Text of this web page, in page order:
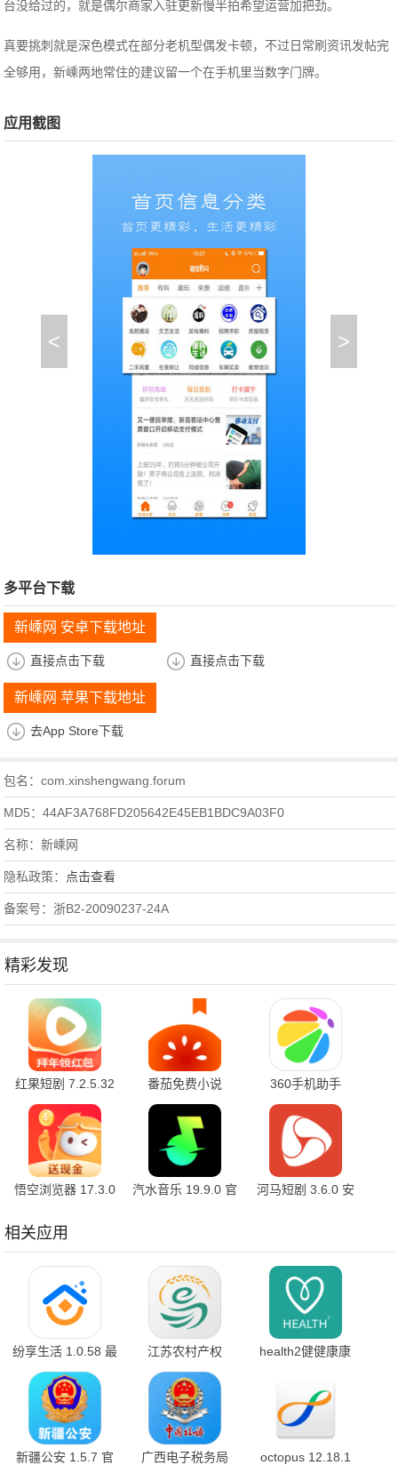
台没给过的，就是偶尔商家入驻更新慢半拍希望运营加把劲。
真要挑刺就是深色模式在部分老机型偶发卡顿，不过日常刷资讯发帖完
全够用，新嵊两地常住的建议留一个在手机里当数字门牌。
应用截图
< >
多平台下载
新嵊网 安卓下载地址
直接点击下载 直接点击下载
新嵊网 苹果下载地址
去App Store下载
包名：com.xinshengwang.forum
MD5：44AF3A768FD205642E45EB1BDC9A03F0
名称：新嵊网
隐私政策： 点击查看
备案号：浙B2-20090237-24A
精彩发现
红果短剧 7.2.5.32
官方版
番茄免费小说
7.2.5.32 安卓版
360手机助手
10.2.2 官方版
悟空浏览器 17.3.0
汽水音乐 19.9.0 官
河马短剧 3.6.0 安
相关应用
纷享生活 1.0.58 最
新版
江苏农村产权
1.1.6 手机版
health2健健康康
新疆公安 1.5.7 官
广西电子税务局
octopus 12.18.1